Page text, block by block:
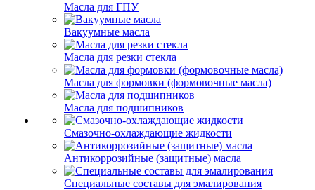
Масла для ГПУ
Вакуумные масла
Масла для резки стекла
Масла для формовки (формовочные масла)
Масла для подшипников
Смазочно-охлаждающие жидкости
Антикоррозийные (защитные) масла
Специальные составы для эмалирования